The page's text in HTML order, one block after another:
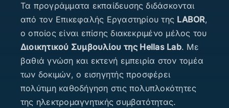
Τα προγράμματα εκπαίδευσης διδάσκονται
από τον Επικεφαλής Εργαστηρίου της LABOR,
ο οποίος είναι επίσης διακεκριμένο μέλος του
Διοικητικού Συμβουλίου της Hellas Lab. Με
βαθιά γνώση και εκτενή εμπειρία στον τομέα
των δοκιμών, ο εισηγητής προσφέρει
πολύτιμη καθοδήγηση στις πολυπλοκότητες
της ηλεκτρομαγνητικής συμβατότητας.